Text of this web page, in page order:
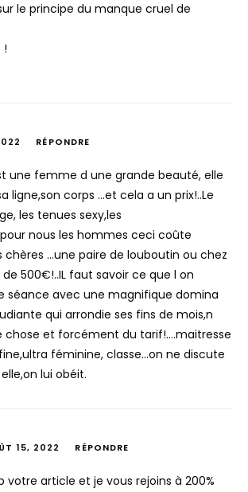
le principe du manque cruel de
!
RÉPONDRE
une femme d une grande beauté, elle
ligne,son corps …et cela a un prix!..Le
les tenues sexy,les
nous les hommes ceci coûte
…une paire de louboutin ou chez
500€!..IL faut savoir ce que l on
séance avec une magnifique domina
qui arrondie ses fins de mois,n
chose et forcément du tarif!….maitresse
féminine, classe…on ne discute
lui obéit.
15, 2022 RÉPONDRE
votre article et je vous rejoins à 200%